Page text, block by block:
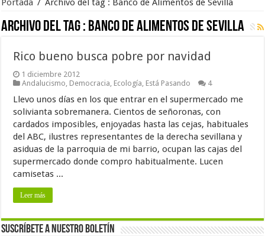
Portada / Archivo del tag : Banco de Alimentos de Sevilla
Archivo del tag : Banco de Alimentos de Sevilla
Rico bueno busca pobre por navidad
1 diciembre 2012
Andalucismo, Democracia, Ecología, Está Pasando 4
Llevo unos días en los que entrar en el supermercado me
solivianta sobremanera. Cientos de señoronas, con
cardados imposibles, enjoyadas hasta las cejas, habituales
del ABC, ilustres representantes de la derecha sevillana y
asiduas de la parroquia de mi barrio, ocupan las cajas del
supermercado donde compro habitualmente. Lucen
camisetas ...
Leer más
Suscríbete a nuestro Boletín